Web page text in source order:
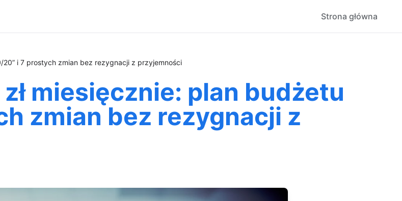
Strona główna
i 7 prostych zmian bez rezygnacji z przyjemności
miesięcznie: plan budżetu
zmian bez rezygnacji z